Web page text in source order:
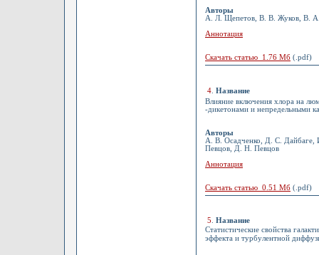
Авторы
А. Л. Щепетов, В. В. Жуков, В.
Аннотация
Скачать статью 1.76 Мб (.pdf)
4 Название
Влияние включения хлора на
-дикетонами и непредельными
Авторы
А. В. Осадченко, Д. С.
Певцов, Д. Н. Певцов
Аннотация
Скачать статью 0.51 Мб (.pdf)
5
Название
Статистические свойства
эффекта и турбулентной